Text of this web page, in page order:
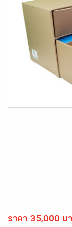
ราคา 35,000 บ